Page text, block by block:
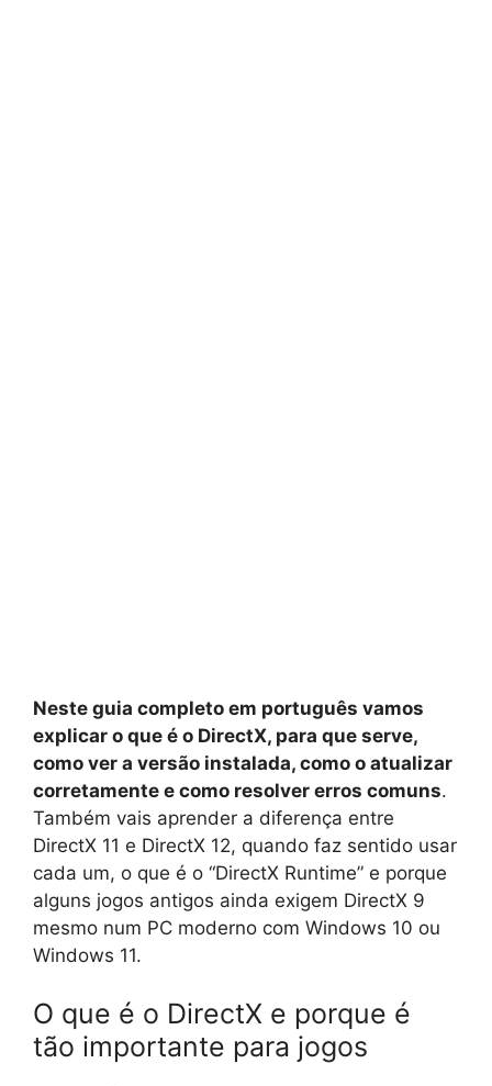
Neste guia completo em português vamos
explicar o que é o DirectX, para que serve,
como ver a versão instalada, como o atualizar
corretamente e como resolver erros comuns.
Também vais aprender a diferença entre
DirectX 11 e DirectX 12, quando faz sentido usar
cada um, o que é o “DirectX Runtime” e porque
alguns jogos antigos ainda exigem DirectX 9
mesmo num PC moderno com Windows 10 ou
Windows 11.
O que é o DirectX e porque é
tão importante para jogos